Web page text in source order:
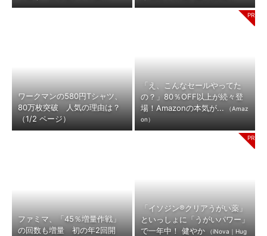
ワークマンの580円Tシャツ、
80万枚突破 人気の理由は？
（1/2 ページ）
「え、こんなセールやってた
の？」80％OFF以上が続々登
場！Amazonの本気が...
（Amaz
on）
ファミマ、「45％増量作戦」
の回数も増量 初の年2回開
「イソジン®クリアうがい薬」
といっしょに「うがいパワー」
で一年中！ 健やか
（iNova｜Hug